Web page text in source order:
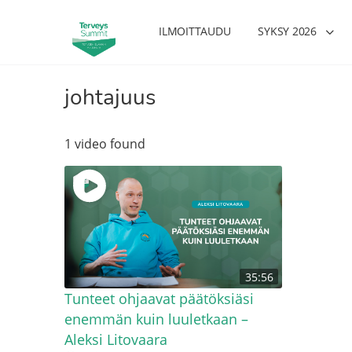
ILMOITTAUDU SYKSY 2026
johtajuus
1 video found
35:56
Tunteet ohjaavat päätöksiäsi
enemmän kuin luuletkaan –
Aleksi Litovaara